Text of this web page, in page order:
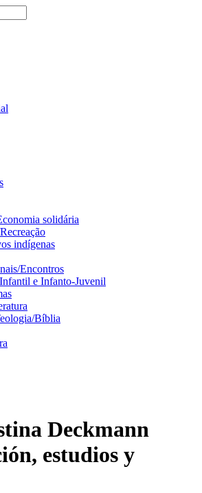
solidária
indígenas
Encontros
e Infanto-Juvenil
Bíblia
Deckmann
estudios y